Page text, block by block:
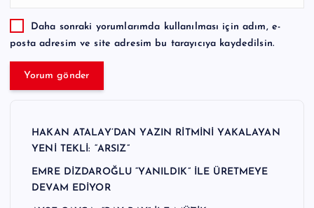
Daha sonraki yorumlarımda kullanılması için adım, e-
posta adresim ve site adresim bu tarayıcıya kaydedilsin.
HAKAN ATALAY’DAN YAZIN RİTMİNİ YAKALAYAN
YENİ TEKLİ: “ARSIZ”
EMRE DİZDAROĞLU “YANILDIK” İLE ÜRETMEYE
DEVAM EDİYOR